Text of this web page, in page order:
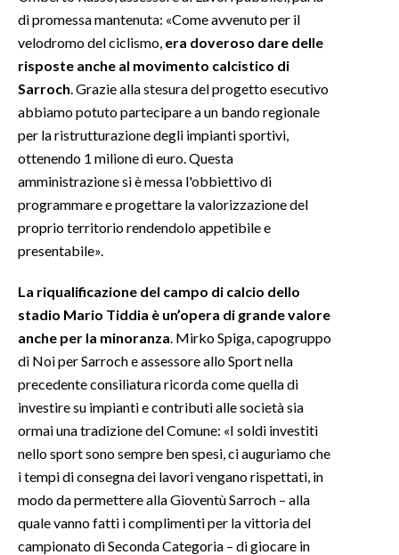
ABBONATI
ANNUNCI
NECROLOGI
PUBBLICITÀ
SPIAGGE
di promessa mantenuta: «Come avvenuto per il
velodromo del ciclismo, era doveroso dare delle
risposte anche al movimento calcistico di
Sarroch . Grazie alla stesura del progetto esecutivo
abbiamo potuto partecipare a un bando regionale
per la ristrutturazione degli impianti sportivi,
ottenendo 1 milione di euro. Questa
amministrazione si è messa l'obbiettivo di
programmare e progettare la valorizzazione del
proprio territorio rendendolo appetibile e
presentabile».
La riqualificazione del campo di calcio dello
stadio Mario Tiddia è un’opera di grande valore
anche per la minoranza . Mirko Spiga, capogruppo
di Noi per Sarroch e assessore allo Sport nella
precedente consiliatura ricorda come quella di
investire su impianti e contributi alle società sia
ormai una tradizione del Comune: «I soldi investiti
nello sport sono sempre ben spesi, ci auguriamo che
i tempi di consegna dei lavori vengano rispettati, in
modo da permettere alla Gioventù Sarroch – alla
quale vanno fatti i complimenti per la vittoria del
campionato di Seconda Categoria – di giocare in